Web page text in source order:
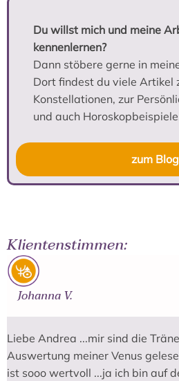
Du willst mich und meine
kennenlernen?
Dann stöbere gerne in
Dort findest du viele Artikel
Konstellationen, zur
und auch
zum Blog
Klientenstimmen:
Johanna V.
Liebe Andrea ...mir sind die
Auswertung meiner Venus
ist sooo wertvoll ...ja ich bin auf